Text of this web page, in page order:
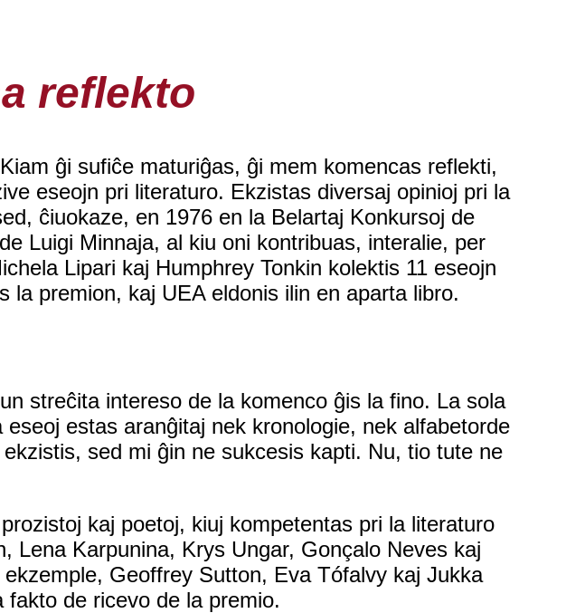
reflekto
ĝi sufiĉe maturiĝas, ĝi mem komencas reflekti,
eseojn pri literaturo. Ekzistas diversaj opinioj pri la
ĉiuokaze, en 1976 en la Belartaj Konkursoj de
Luigi Minnaja, al kiu oni kontribuas, interalie, per
Lipari kaj Humphrey Tonkin kolektis 11 eseojn
premion, kaj UEA eldonis ilin en aparta libro.
streĉita intereso de la komenco ĝis la fino. La sola
estas aranĝitaj nek kronologie, nek alfabetorde
sed mi ĝin ne sukcesis kapti. Nu, tio tute ne
kaj poetoj, kiuj kompetentas pri la literaturo
Lena Karpunina, Krys Ungar, Gonçalo Neves kaj
Geoffrey Sutton, Eva Tófalvy kaj Jukka
de ricevo de la premio.